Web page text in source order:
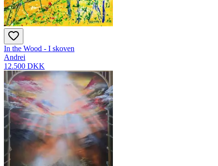
In the Wood - I skoven
Andrei
12.500 DKK